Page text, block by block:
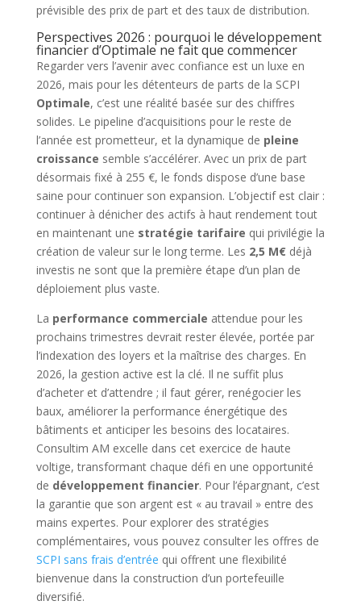
prévisible des prix de part et des taux de distribution.
Perspectives 2026 : pourquoi le développement
financier d’Optimale ne fait que commencer
Regarder vers l’avenir avec confiance est un luxe en
2026, mais pour les détenteurs de parts de la SCPI
Optimale, c’est une réalité basée sur des chiffres
solides. Le pipeline d’acquisitions pour le reste de
l’année est prometteur, et la dynamique de pleine
croissance semble s’accélérer. Avec un prix de part
désormais fixé à 255 €, le fonds dispose d’une base
saine pour continuer son expansion. L’objectif est clair :
continuer à dénicher des actifs à haut rendement tout
en maintenant une stratégie tarifaire qui privilégie la
création de valeur sur le long terme. Les 2,5 M€déjà
investis ne sont que la première étape d’un plan de
déploiement plus vaste.
La performance commerciale attendue pour les
prochains trimestres devrait rester élevée, portée par
l’indexation des loyers et la maîtrise des charges. En
2026, la gestion active est la clé. Il ne suffit plus
d’acheter et d’attendre ; il faut gérer, renégocier les
baux, améliorer la performance énergétique des
bâtiments et anticiper les besoins des locataires.
Consultim AM excelle dans cet exercice de haute
voltige, transformant chaque défi en une opportunité
de développement financier. Pour l’épargnant, c’est
la garantie que son argent est « au travail » entre des
mains expertes. Pour explorer des stratégies
complémentaires, vous pouvez consulter les offres de
SCPI sans frais d’entrée qui offrent une flexibilité
bienvenue dans la construction d’un portefeuille
diversifié.